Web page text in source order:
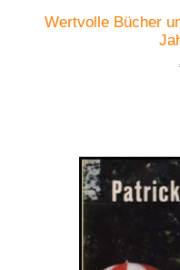
Wertvolle Bücher